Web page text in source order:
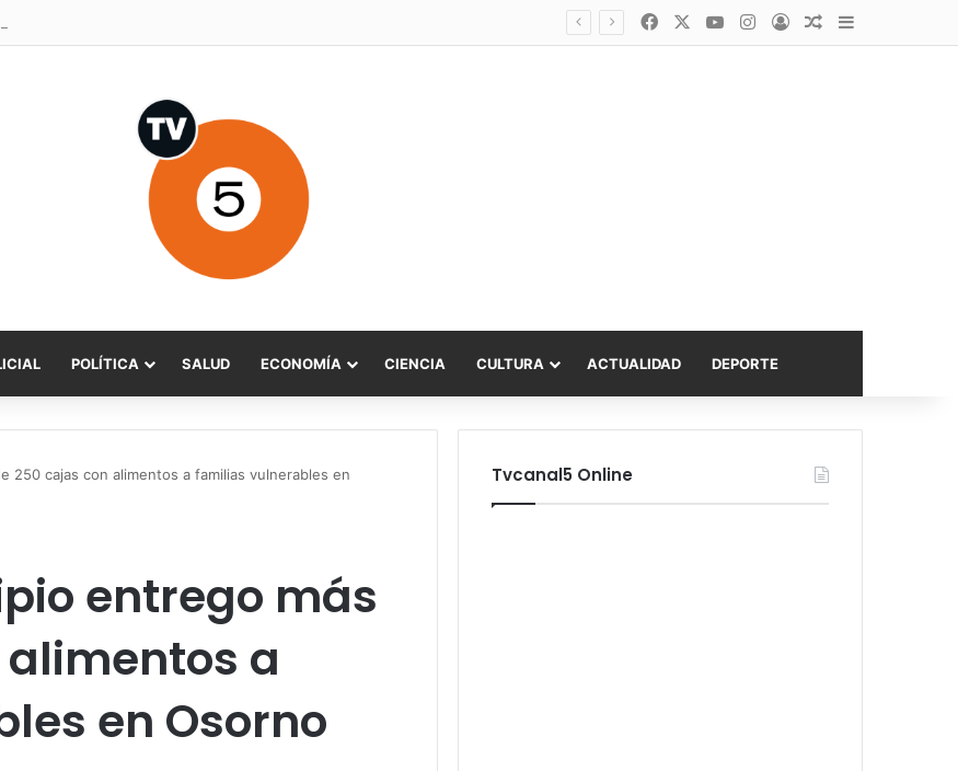
FacebookYouTubeInstagram
AccesoPublicación al
Barra lateral
POLÍTICA SALUD ECONOMÍA CIENCIA CULTURA ACTUALIDAD DEPORTE
250 cajas con alimentos a familias vulnerables en
entrego más
a
en Osorno
Tvcanal5 Online